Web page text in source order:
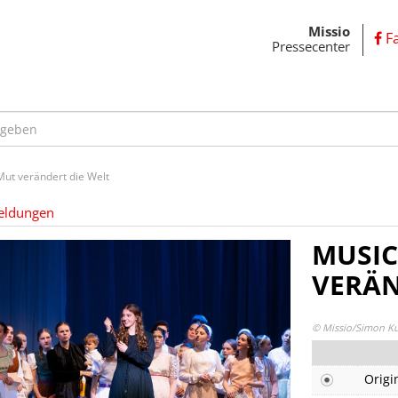
Missio
Pressecenter
verändert die Welt
© Missio/Simon